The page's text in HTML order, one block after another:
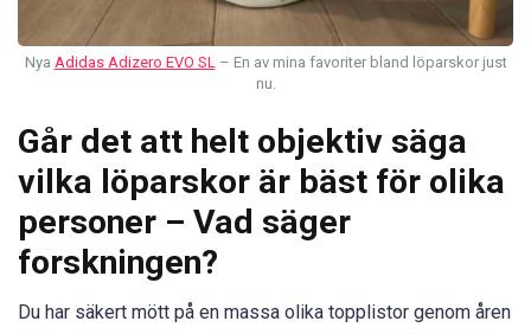
Nya Adidas Adizero EVO SL– En av mina favoriter bland löparskor just
nu.
Går det att helt objektiv säga
vilka löparskor är bäst för olika
personer – Vad säger
forskningen?
Du har säkert mött på en massa olika topplistor genom åren